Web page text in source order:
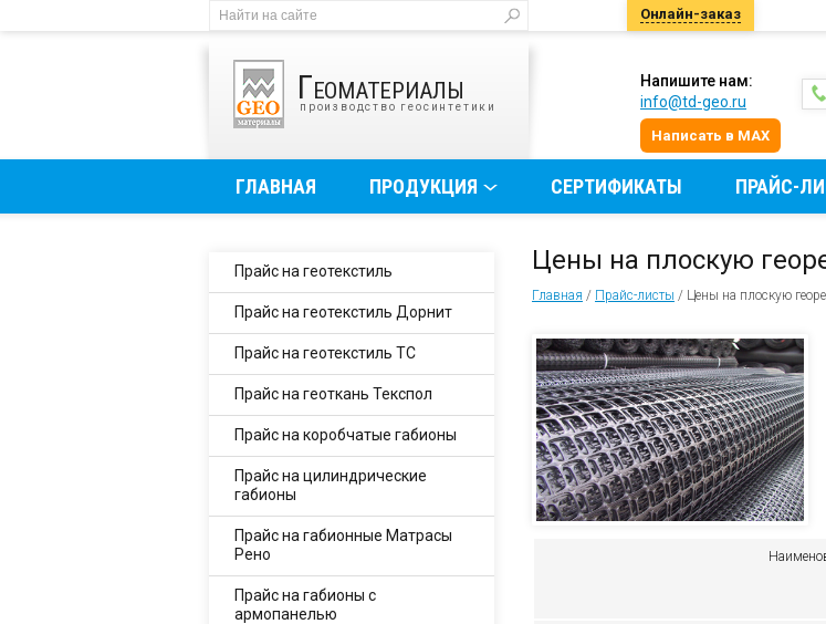
Онлайн-заказ
Напишите нам:
info@td-geo.ru
Написать в MAX
Геоматериалы
производство геосинтетики
ГЛАВНАЯ ПРОДУКЦИЯ СЕРТИФИКАТЫ ПРАЙС-
Цены на плоскую
Главная / Прайс-листы / Цены на плоскую
Прайс на геотекстиль
Прайс на геотекстиль Дорнит
Прайс на геотекстиль ТС
Прайс на геоткань Текспол
Прайс на коробчатые габионы
Прайс на цилиндрические
габионы
Прайс на габионные Матрасы
Рено
Прайс на габионы с
армопанелью